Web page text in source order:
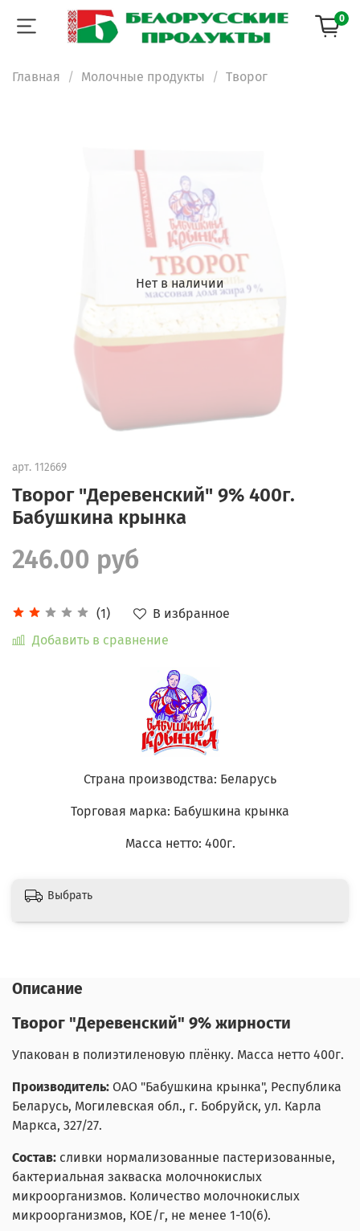
0
Главная Молочные продукты Творог
Нет в наличии
арт. 112669
Творог "Деревенский" 9% 400г.
Бабушкина крынка
(1)
В избранное
Добавить в сравнение
246.00 руб
Страна производства: Беларусь
Торговая марка: Бабушкина крынка
Масса нетто: 400г.
Выбрать
Описание
Творог "Деревенский" 9% жирности
Упакован в полиэтиленовую плёнку. Масса нетто 400г.
Производитель: ОАО "Бабушкина крынка", Республика
Беларусь, Могилевская обл., г. Бобруйск, ул. Карла
Маркса, 327/27.
Состав: сливки нормализованные пастеризованные,
бактериальная закваска молочнокислых
микроорганизмов. Количество молочнокислых
микроорганизмов, КОЕ/г, не менее 1-10(6).